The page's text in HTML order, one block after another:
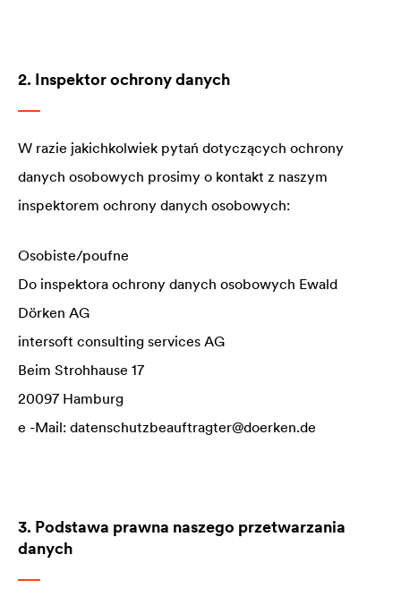
2. Inspektor ochrony danych
W razie jakichkolwiek pytań dotyczących ochrony
danych osobowych prosimy o kontakt z naszym
inspektorem ochrony danych osobowych:
Osobiste/poufne
Do inspektora ochrony danych osobowych Ewald
Dörken AG
intersoft consulting services AG
Beim Strohhause 17
20097 Hamburg
e -Mail: datenschutzbeauftragter@doerken.de
3. Podstawa prawna naszego przetwarzania
danych